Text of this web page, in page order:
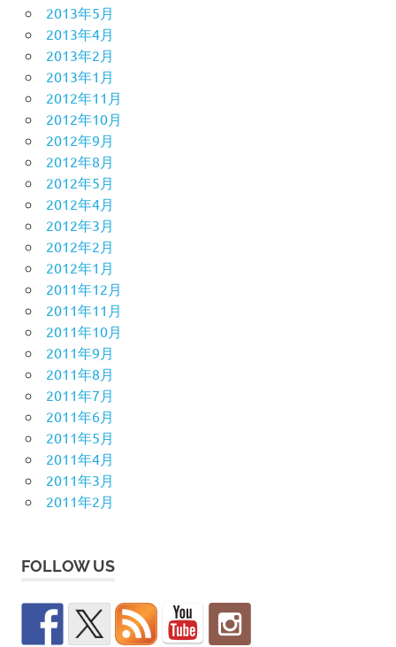
2013年5月
2013年4月
2013年2月
2013年1月
2012年11月
2012年10月
2012年9月
2012年8月
2012年5月
2012年4月
2012年3月
2012年2月
2012年1月
2011年12月
2011年11月
2011年10月
2011年9月
2011年8月
2011年7月
2011年6月
2011年5月
2011年4月
2011年3月
2011年2月
FOLLOW US